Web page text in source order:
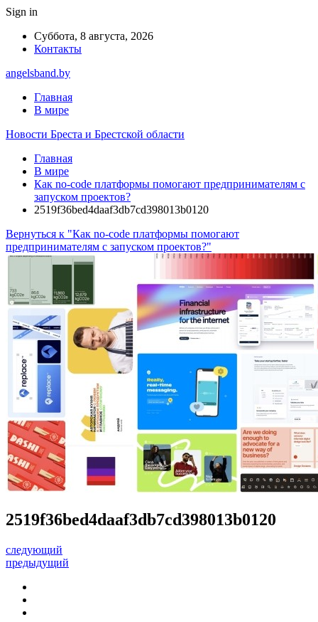
Sign in
Суббота, 8 августа, 2026
Контакты
angelsband.by
Главная
В мире
Новости Бреста и Брестской области
Главная
В мире
Как no-code платформы помогают предпринимателям с
запуском проектов?
2519f36bed4daaf3db7cd398013b0120
Вернуться к "Как no-code платформы помогают
предпринимателям с запуском проектов?"
2519f36bed4daaf3db7cd398013b0120
следующий
предыдущий